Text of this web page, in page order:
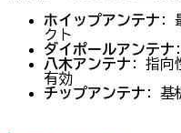
ホイップアンテナ :
クト
ダイポールアンテナ
八木アンテナ : 指向
有効
チップアンテナ : 基